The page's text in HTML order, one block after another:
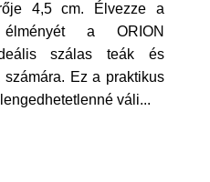
4,5 cm. Élvezze a
a ORION
szálas teák és
Ez a praktikus
váli...